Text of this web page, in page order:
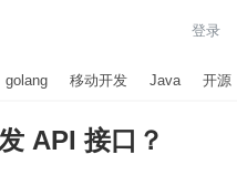
登录
golang 移动开发 Java 开源
API 接口？